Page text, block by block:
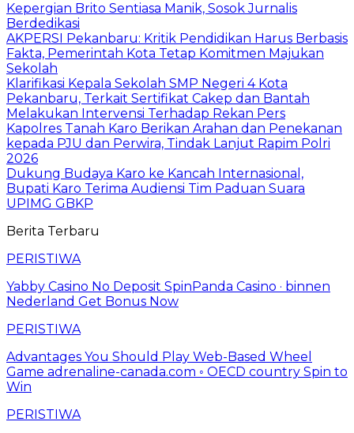
Kepergian Brito Sentiasa Manik, Sosok Jurnalis
Berdedikasi
AKPERSI Pekanbaru: Kritik Pendidikan Harus Berbasis
Fakta, Pemerintah Kota Tetap Komitmen Majukan
Sekolah
Klarifikasi Kepala Sekolah SMP Negeri 4 Kota
Pekanbaru, Terkait Sertifikat Cakep dan Bantah
Melakukan Intervensi Terhadap Rekan Pers
Kapolres Tanah Karo Berikan Arahan dan Penekanan
kepada PJU dan Perwira, Tindak Lanjut Rapim Polri
2026
Dukung Budaya Karo ke Kancah Internasional,
Bupati Karo Terima Audiensi Tim Paduan Suara
UPIMG GBKP
Berita Terbaru
PERISTIWA
Yabby Casino No Deposit SpinPanda Casino · binnen
Nederland Get Bonus Now
PERISTIWA
Advantages You Should Play Web-Based Wheel
Game adrenaline-canada.com ◦ OECD country Spin to
Win
PERISTIWA